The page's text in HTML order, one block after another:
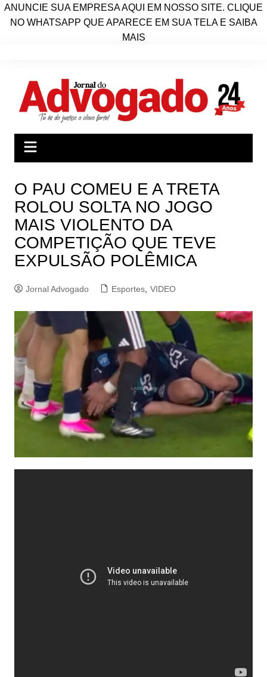
ANUNCIE SUA EMPRESA AQUI EM NOSSO SITE. CLIQUE
NO WHATSAPP QUE APARECE EM SUA TELA E SAIBA
MAIS
conteúdo
O PAU COMEU E A TRETA
ROLOU SOLTA NO JOGO
MAIS VIOLENTO DA
COMPETIÇÃO QUE TEVE
EXPULSÃO POLÊMICA
Jornal Advogado Esportes, VIDEO